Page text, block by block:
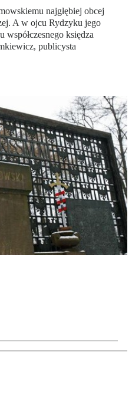
najgłębiej obcej
A w ojcu Rydzyku jego
księdza
publicysta